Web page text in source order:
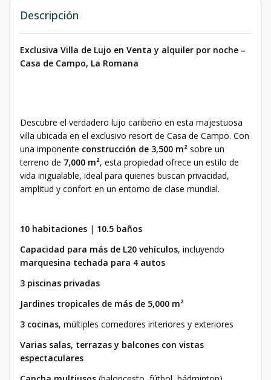
Descripción
Exclusiva Villa de Lujo en Venta y alquiler por noche –
Casa de Campo, La Romana
Descubre el verdadero lujo caribeño en esta majestuosa
villa ubicada en el exclusivo resort de Casa de Campo. Con
una imponente construcción de 3,500 m² sobre un
terreno de 7,000 m², esta propiedad ofrece un estilo de
vida inigualable, ideal para quienes buscan privacidad,
amplitud y confort en un entorno de clase mundial.
10 habitaciones | 10.5 baños
Capacidad para más de L20 vehículos, incluyendo
marquesina techada para 4 autos
3 piscinas privadas
Jardines tropicales de más de 5,000 m²
3 cocinas, múltiples comedores interiores y exteriores
Varias salas, terrazas y balcones con vistas
espectaculares